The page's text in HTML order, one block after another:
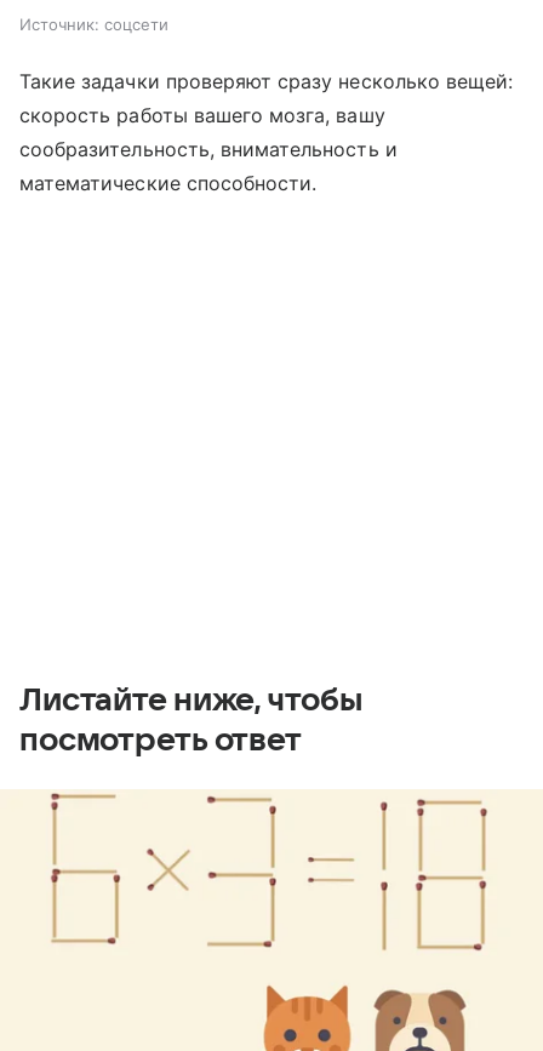
Источник: соцсети
Такие задачки проверяют сразу несколько вещей:
скорость работы вашего мозга, вашу
сообразительность, внимательность и
математические способности.
Листайте ниже, чтобы
посмотреть ответ